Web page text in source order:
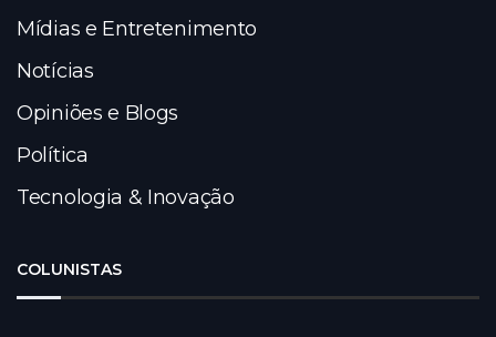
Mídias e Entretenimento
Notícias
Opiniões e Blogs
Política
Tecnologia & Inovação
COLUNISTAS